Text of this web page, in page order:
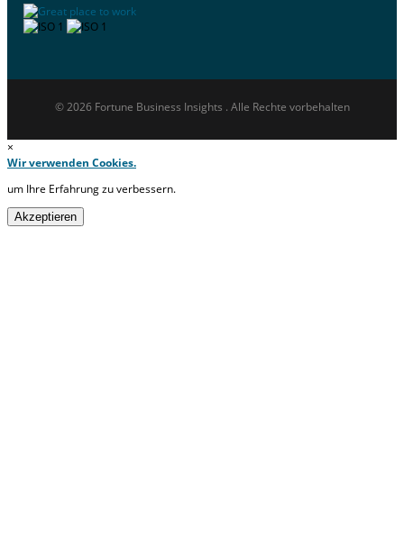
© 2026 Fortune Business Insights . Alle Rechte vorbehalten
×
Wir verwenden Cookies.
um Ihre Erfahrung zu verbessern.
Akzeptieren